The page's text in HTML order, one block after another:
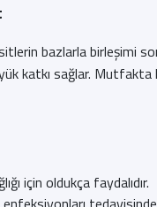
bazlarla birleşimi
katkı sağlar.
için oldukça faydalıdır.